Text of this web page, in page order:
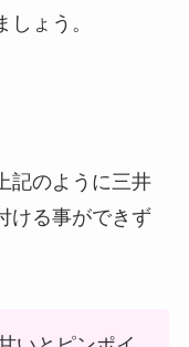
ょう。
記のように三井
ける事ができず